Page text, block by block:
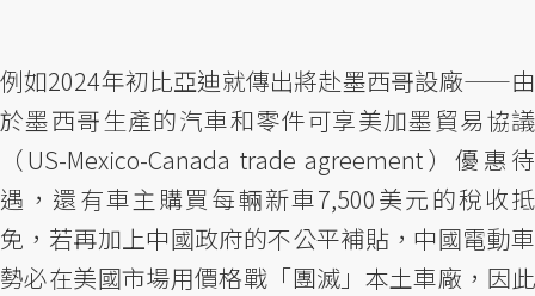
例如2024年初比亞迪就傳出將赴墨西哥設廠——由
於墨西哥生產的汽車和零件可享美加墨貿易協議
（US-Mexico-Canada trade agreement）優惠待
遇，還有車主購買每輛新車7,500美元的稅收抵
免，若再加上中國政府的不公平補貼，中國電動車
勢必在美國市場用價格戰「團滅」本土車廠，因此